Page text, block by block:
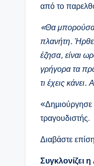
από το
«Θα
πλανήτη.
έζησα, είναι
γρήγορα τα
τι έχεις
«Δημιούργησε
τραγουδιστής.
Διαβάστε
Συγκλονίζει